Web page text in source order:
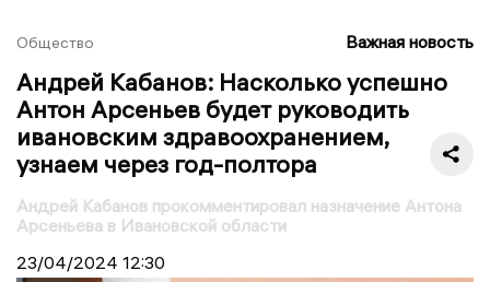
Общество Важная новость
Андрей Кабанов: Насколько успешно
Антон Арсеньев будет руководить
ивановским здравоохранением,
узнаем через год-полтора
Андрей Кабанов прокомментировал назначение Антона
Арсеньева в Ивановской области
23/04/2024 12:30